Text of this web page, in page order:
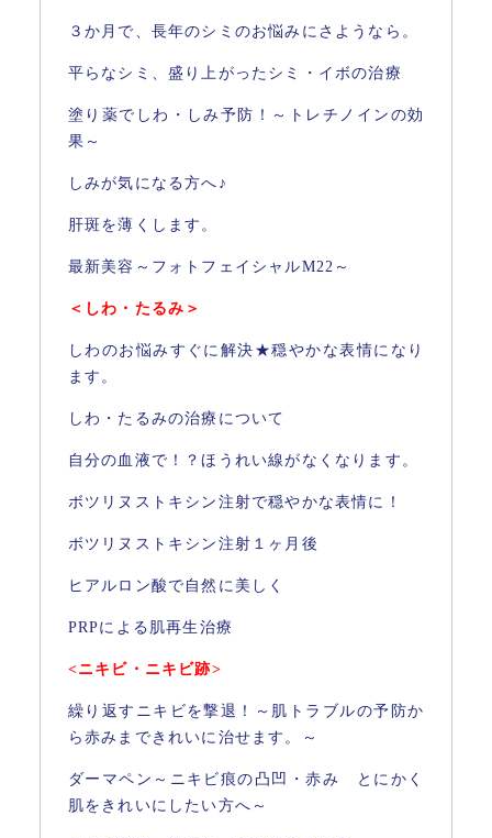
３か月で、長年のシミのお悩みにさようなら。
平らなシミ、盛り上がったシミ・イボの治療
塗り薬でしわ・しみ予防！～トレチノインの効
果～
しみが気になる方へ♪
肝斑を薄くします。
最新美容～フォトフェイシャルM22～
＜しわ・たるみ＞
しわのお悩みすぐに解決★穏やかな表情になり
ます。
しわ・たるみの治療について
自分の血液で！？ほうれい線がなくなります。
ボツリヌストキシン注射で穏やかな表情に！
ボツリヌストキシン注射１ヶ月後
ヒアルロン酸で自然に美しく
PRPによる肌再生治療
<ニキビ・ニキビ跡>
繰り返すニキビを撃退！～肌トラブルの予防か
ら赤みまできれいに治せます。～
ダーマペン～ニキビ痕の凸凹・赤み とにかく
肌をきれいにしたい方へ～